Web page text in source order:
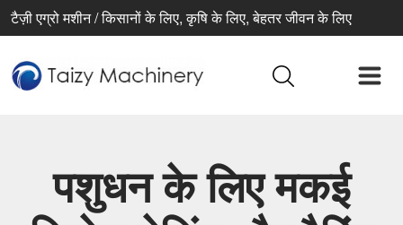
टैज़ी एग्रो मशीन / किसानों के लिए, कृषि के लिए, बेहतर जीवन के लिए
पशुधन के लिए मकई